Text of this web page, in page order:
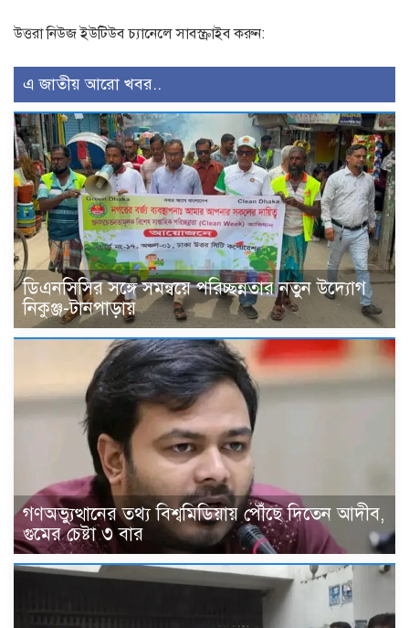
উত্তরা নিউজ ইউটিউব চ্যানেলে সাবস্ক্রাইব করুন:
এ জাতীয় আরো খবর..
ডিএনসিসির সঙ্গে সমন্বয়ে পরিচ্ছন্নতার নতুন উদ্যোগ
নিকুঞ্জ-টানপাড়ায়
গণঅভ্যুত্থানের তথ্য বিশ্বমিডিয়ায় পৌঁছে দিতেন আদীব,
গুমের চেষ্টা ৩ বার